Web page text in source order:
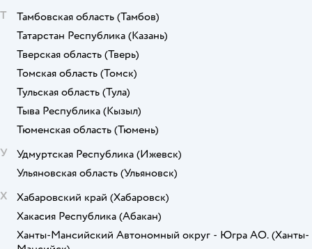
Т
Тамбовская область (Тамбов)
Татарстан Республика (Казань)
Тверская область (Тверь)
Томская область (Томск)
Тульская область (Тула)
Тыва Республика (Кызыл)
Тюменская область (Тюмень)
У
Удмуртская Республика (Ижевск)
Ульяновская область (Ульяновск)
Х
Хабаровский край (Хабаровск)
Хакасия Республика (Абакан)
Ханты-Мансийский Автономный округ - Югра АО. (Ханты-